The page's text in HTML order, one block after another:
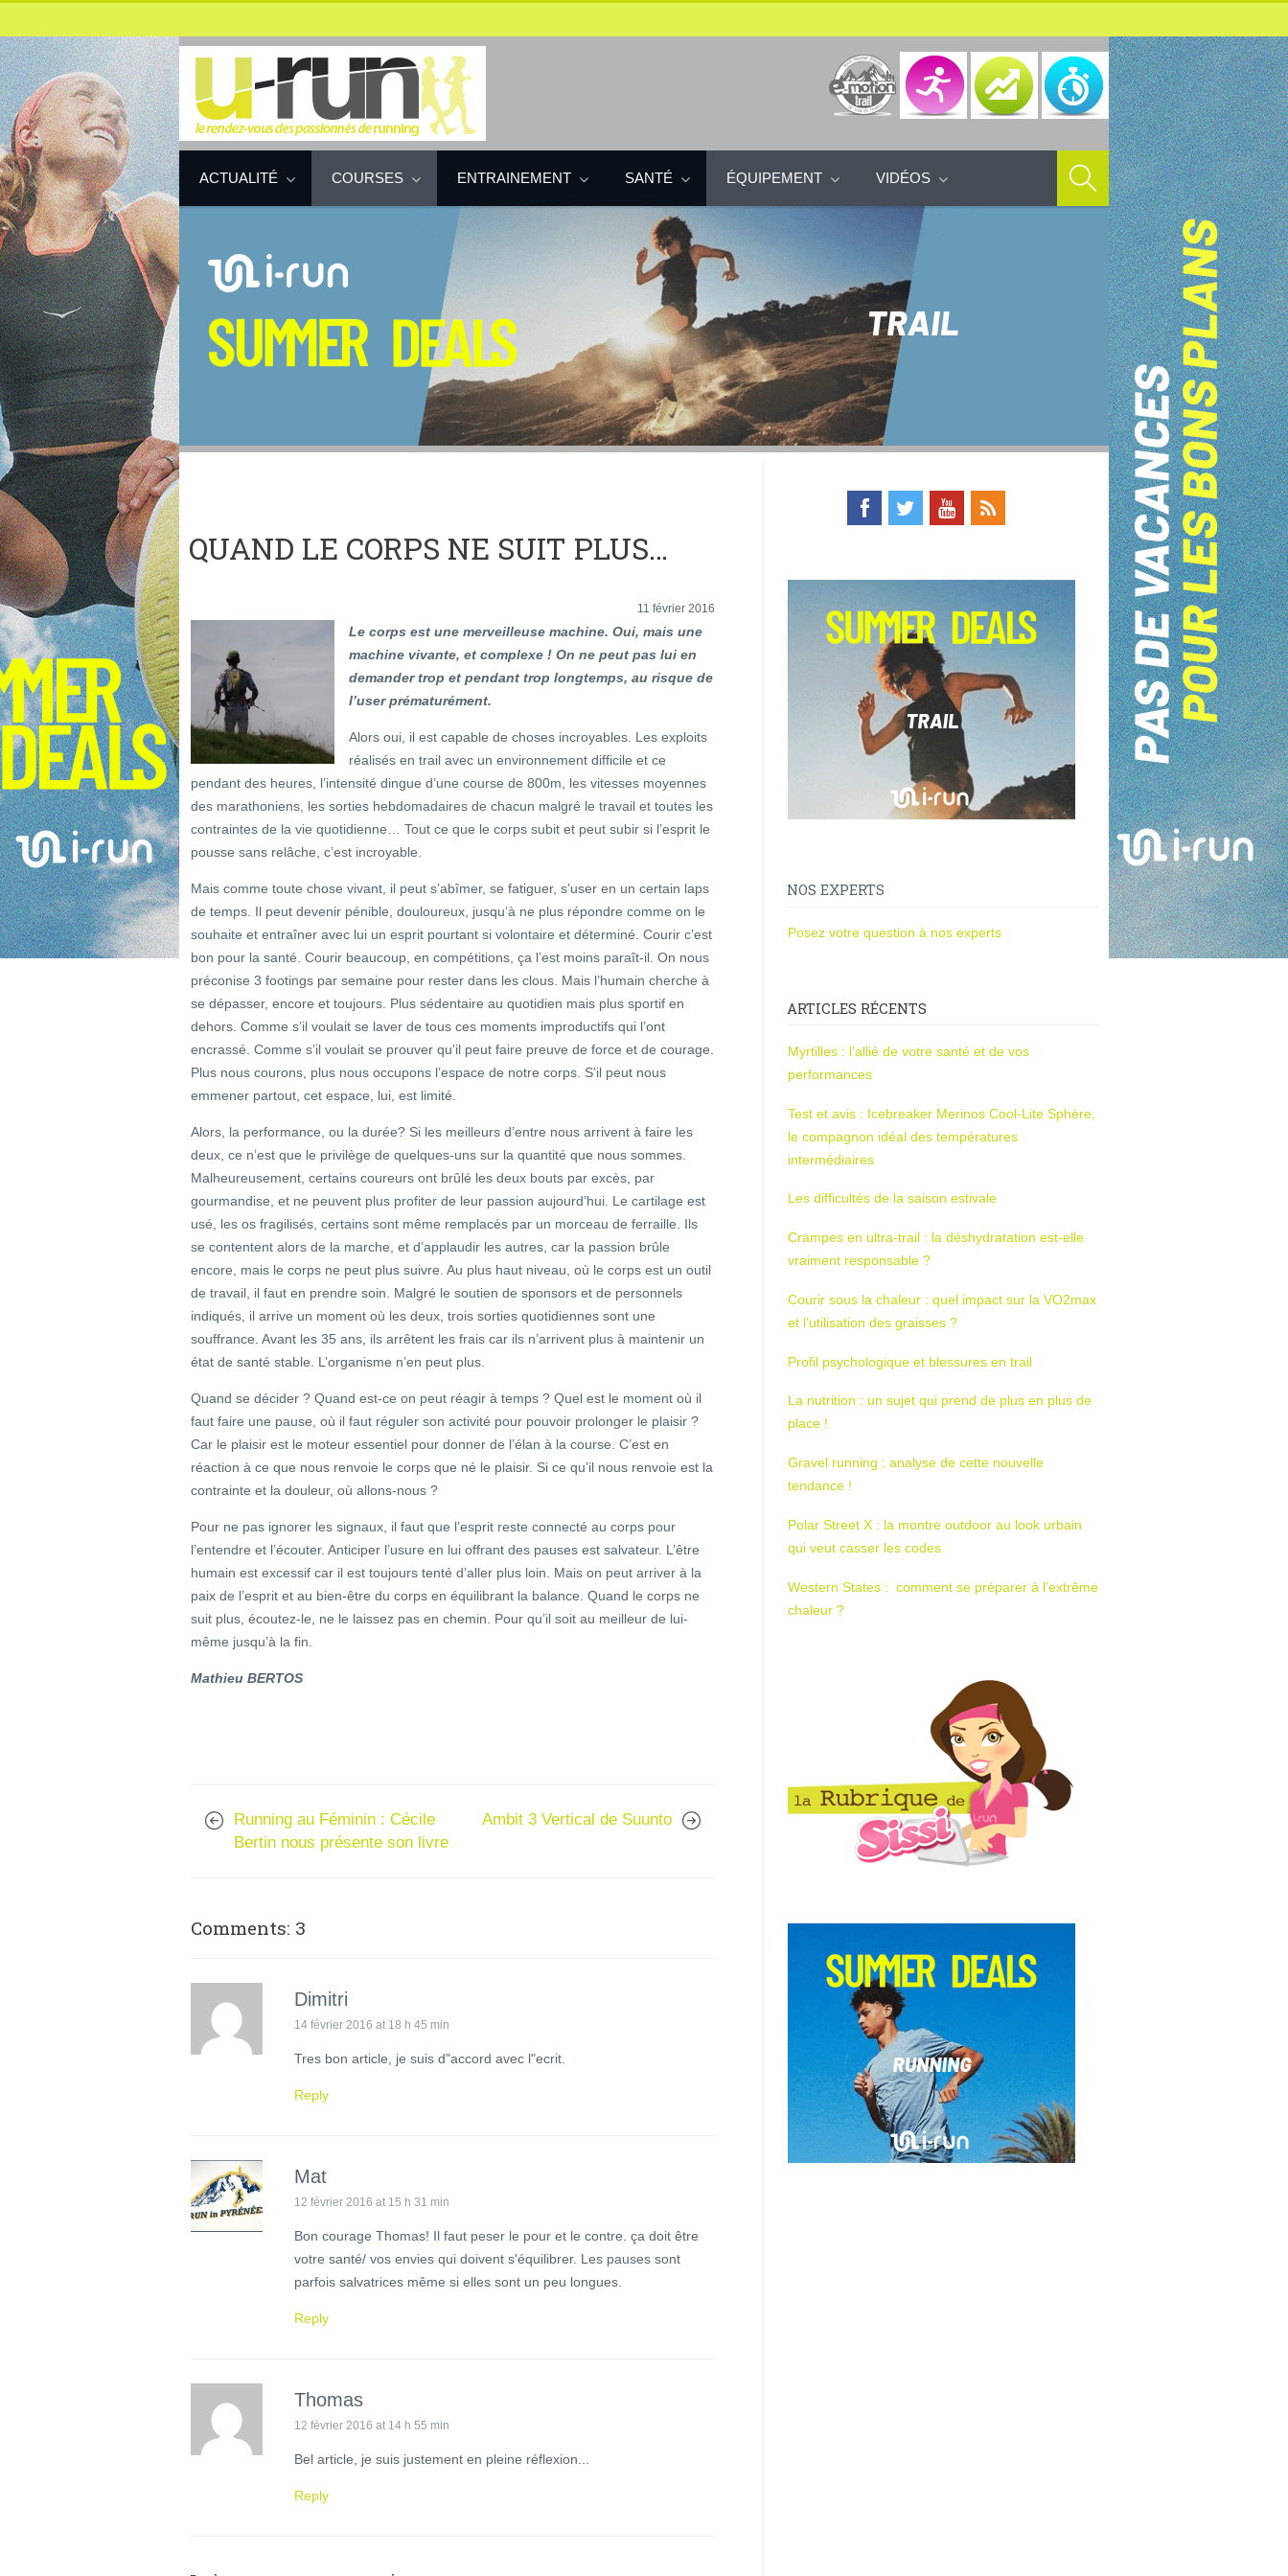
ACTUALITÉ COURSES ENTRAINEMENT SANTÉ ÉQUIPEMENT VIDÉOS
QUAND LE CORPS NE SUIT PLUS…
11 février 2016
Le corps est une merveilleuse machine. Oui, mais une
machine vivante, et complexe ! On ne peut pas lui en
demander trop et pendant trop longtemps, au risque de
l’user prématurément.
Alors oui, il est capable de choses incroyables. Les exploits
réalisés en trail avec un environnement difficile et ce
pendant des heures, l’intensité dingue d’une course de 800m, les vitesses moyennes
des marathoniens, les sorties hebdomadaires de chacun malgré le travail et toutes les
contraintes de la vie quotidienne… Tout ce que le corps subit et peut subir si l’esprit le
pousse sans relâche, c’est incroyable.
Mais comme toute chose vivant, il peut s’abîmer, se fatiguer, s’user en un certain laps
de temps. Il peut devenir pénible, douloureux, jusqu’à ne plus répondre comme on le
souhaite et entraîner avec lui un esprit pourtant si volontaire et déterminé. Courir c’est
bon pour la santé. Courir beaucoup, en compétitions, ça l’est moins paraît-il. On nous
préconise 3 footings par semaine pour rester dans les clous. Mais l’humain cherche à
se dépasser, encore et toujours. Plus sédentaire au quotidien mais plus sportif en
dehors. Comme s’il voulait se laver de tous ces moments improductifs qui l’ont
encrassé. Comme s’il voulait se prouver qu’il peut faire preuve de force et de courage.
Plus nous courons, plus nous occupons l’espace de notre corps. S’il peut nous
emmener partout, cet espace, lui, est limité.
Alors, la performance, ou la durée? Si les meilleurs d’entre nous arrivent à faire les
deux, ce n’est que le privilège de quelques-uns sur la quantité que nous sommes.
Malheureusement, certains coureurs ont brûlé les deux bouts par excès, par
gourmandise, et ne peuvent plus profiter de leur passion aujourd’hui. Le cartilage est
usé, les os fragilisés, certains sont même remplacés par un morceau de ferraille. Ils
se contentent alors de la marche, et d’applaudir les autres, car la passion brûle
encore, mais le corps ne peut plus suivre. Au plus haut niveau, où le corps est un outil
de travail, il faut en prendre soin. Malgré le soutien de sponsors et de personnels
indiqués, il arrive un moment où les deux, trois sorties quotidiennes sont une
souffrance. Avant les 35 ans, ils arrêtent les frais car ils n’arrivent plus à maintenir un
état de santé stable. L’organisme n’en peut plus.
Quand se décider ? Quand est-ce on peut réagir à temps ? Quel est le moment où il
faut faire une pause, où il faut réguler son activité pour pouvoir prolonger le plaisir ?
Car le plaisir est le moteur essentiel pour donner de l’élan à la course. C’est en
réaction à ce que nous renvoie le corps que né le plaisir. Si ce qu’il nous renvoie est la
contrainte et la douleur, où allons-nous ?
Pour ne pas ignorer les signaux, il faut que l’esprit reste connecté au corps pour
l’entendre et l’écouter. Anticiper l’usure en lui offrant des pauses est salvateur. L’être
humain est excessif car il est toujours tenté d’aller plus loin. Mais on peut arriver à la
paix de l’esprit et au bien-être du corps en équilibrant la balance. Quand le corps ne
suit plus, écoutez-le, ne le laissez pas en chemin. Pour qu’il soit au meilleur de lui-
même jusqu’à la fin.
Mathieu BERTOS
Running au Féminin : Cécile
Bertin nous présente son livre
Ambit 3 Vertical de Suunto
Comments: 3
Dimitri
14 février 2016 at 18 h 45 min
Tres bon article, je suis d"accord avec l"ecrit.
Reply
Mat
12 février 2016 at 15 h 31 min
Bon courage Thomas! Il faut peser le pour et le contre. ça doit être
votre santé/ vos envies qui doivent s'équilibrer. Les pauses sont
parfois salvatrices même si elles sont un peu longues.
Reply
Thomas
12 février 2016 at 14 h 55 min
Bel article, je suis justement en pleine réflexion...
Reply
NOS EXPERTS
Posez votre question à nos experts
ARTICLES RÉCENTS
Myrtilles : l’allié de votre santé et de vos
performances
Test et avis : Icebreaker Merinos Cool-Lite Sphère,
le compagnon idéal des températures
intermédiaires
Les difficultés de la saison estivale
Crampes en ultra-trail : la déshydratation est-elle
vraiment responsable ?
Courir sous la chaleur : quel impact sur la VO2max
et l’utilisation des graisses ?
Profil psychologique et blessures en trail
La nutrition : un sujet qui prend de plus en plus de
place !
Gravel running : analyse de cette nouvelle
tendance !
Polar Street X : la montre outdoor au look urbain
qui veut casser les codes
Western States : comment se préparer à l’extrême
chaleur ?